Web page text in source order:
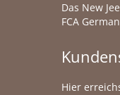
Das New
FCA
Hier